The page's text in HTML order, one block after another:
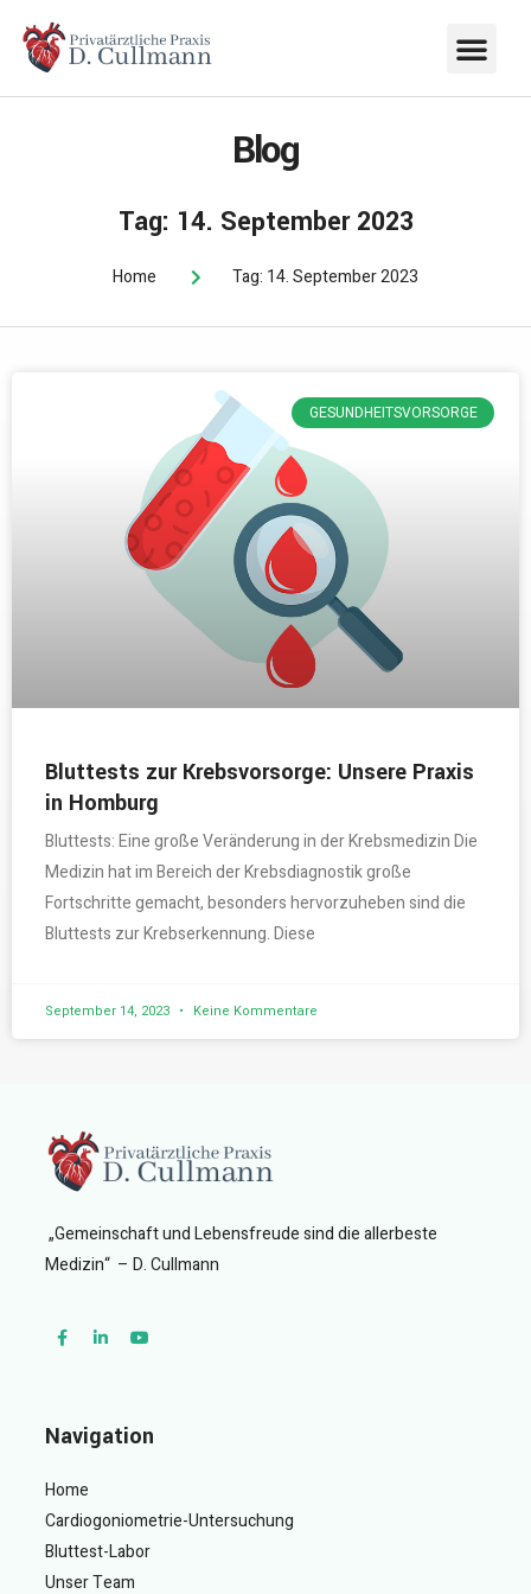
Blog
Tag: 14. September 2023
Home Tag: 14. September 2023
GESUNDHEITSVORSORGE
Bluttests zur Krebsvorsorge: Unsere Praxis
in Homburg
Bluttests: Eine große Veränderung in der Krebsmedizin Die
Medizin hat im Bereich der Krebsdiagnostik große
Fortschritte gemacht, besonders hervorzuheben sind die
Bluttests zur Krebserkennung. Diese
September 14, 2023 Keine Kommentare
„Gemeinschaft und Lebensfreude sind die allerbeste
Medizin“ – D. Cullmann
Navigation
Home
Cardiogoniometrie-Untersuchung
Bluttest-Labor
Unser Team